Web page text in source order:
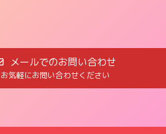
メールでのお問い合わせ
お気軽にお問い合わせください